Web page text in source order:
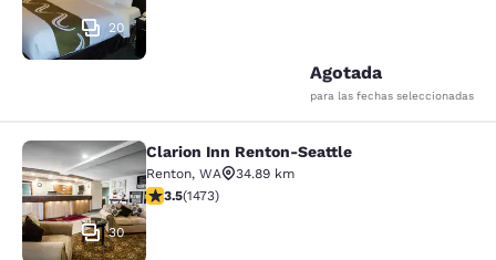
20
Agotada
para las fechas seleccionadas
Clarion Inn Renton-Seattle
30
Clarion Inn Renton-Seattle
Renton, WA
34.89 km
Calificación de 3.46 estrellas. Bueno. 1473 reseñas
3.5(1473)